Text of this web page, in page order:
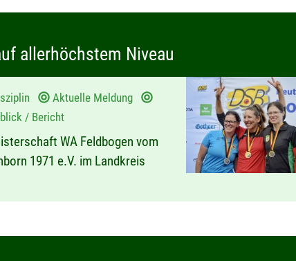
allerhöchstem Niveau
Aktuelle Meldung
/ Bericht
WA Feldbogen vom
1971 e.V. im Landkreis